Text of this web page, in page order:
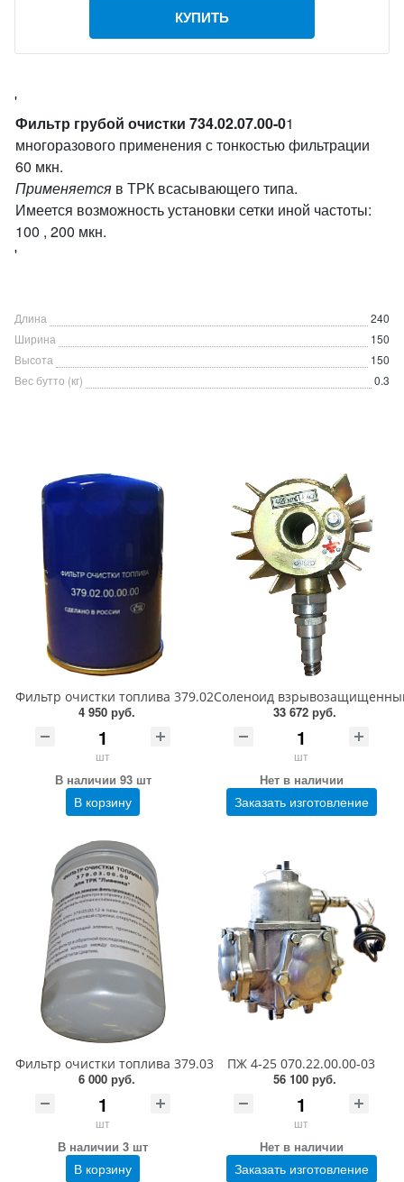
КУПИТЬ
'
Фильтр грубой очистки 734.02.07.00-01
многоразового применения с тонкостью фильтрации
60 мкн.
Применяется в ТРК всасывающего типа.
Имеется возможность установки сетки иной частоты:
100 , 200 мкн.
'
Длина
240
Ширина
150
Высота
150
Вес бутто (кг)
0.3
Фильтр очистки топлива 379.02.00.00.00
4 950 руб.
шт
В наличии 93 шт
В корзину
Соленоид
33 672 руб.
шт
Нет в наличии
Заказать изготовление
Фильтр очистки топлива 379.03.00.00
6 000 руб.
шт
В наличии 3 шт
В корзину
ПЖ 4-25 070.22.00.00-03
56 100 руб.
шт
Нет в наличии
Заказать изготовление